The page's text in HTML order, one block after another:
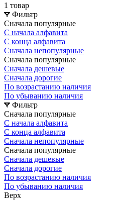
1 товар
Фильтр
Сначала популярные
С начала алфавита
С конца алфавита
Сначала непопулярные
Сначала популярные
Сначала дешевые
Сначала дорогие
По возрастанию наличия
По убыванию наличия
Фильтр
Сначала популярные
С начала алфавита
С конца алфавита
Сначала непопулярные
Сначала популярные
Сначала дешевые
Сначала дорогие
По возрастанию наличия
По убыванию наличия
Верх